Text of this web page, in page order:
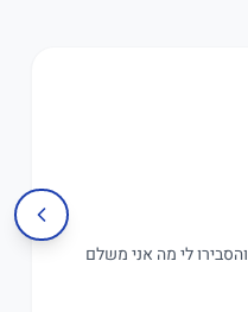
לי מה אני משלם